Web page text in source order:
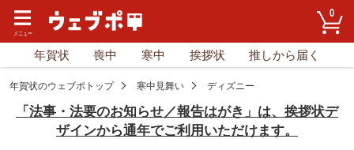
0
年賀状 喪中 寒中 挨拶状 推しから届く
年賀状のウェブポトップ 寒中見舞い ディズニー
「法事・法要のお知らせ／報告はがき」は、挨拶状デ
ザインから通年でご利用いただけます。